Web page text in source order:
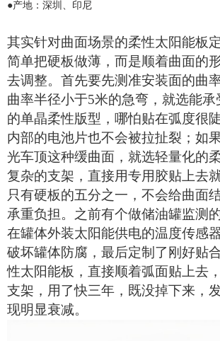
●产地：深圳、印尼
其实针对曲面场景的柔性太阳能板
简单把硬板做薄，而是顺着曲面的
去调整。首先要先测准安装面的曲
曲率半径小于5米的急弯，就选能
的单晶柔性版型，哪怕贴在弧度很
内部的电池片也不会被拉扯裂；如
光车顶这种缓曲面，就选轻量化的
复杂的支架，直接用专用胶贴上去
只有硬板的五分之一，不会给曲面
承重负担。之前有个做储油罐监测
在罐体外装太阳能供电的温度传感
破坏罐体防腐，最后定制了刚好贴
性太阳能板 ，直接顺着弧面贴上去
支架，用了快三年，既没掉下来，
现明显衰减。